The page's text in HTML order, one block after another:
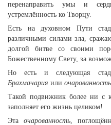
перенаправить умы и
устремлённость ко Творцу.
Есть на духовном Пути
различными силами зла,
долгой битве со своими
Божественному Свету, за
Но есть и следующая
Брахмачария или
Такой подвижник более ни с
заполняет его жизнь целиком!
Этаочарованность,